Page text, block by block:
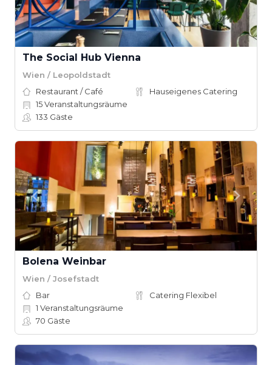
The Social Hub Vienna
Wien / Leopoldstadt
Restaurant / Café
Hauseigenes Catering
15Veranstaltungsräume
133 Gäste
Bolena Weinbar
Wien / Josefstadt
Bar
Catering Flexibel
1 Veranstaltungsräume
70 Gäste